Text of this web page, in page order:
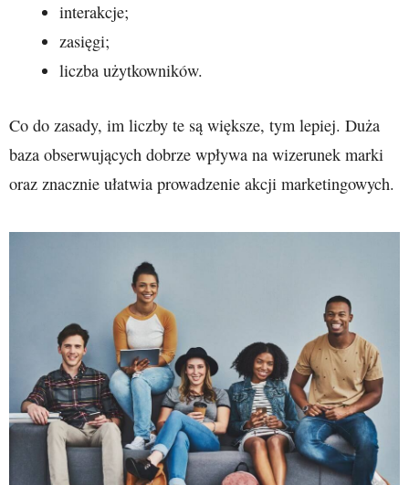
interakcje;
zasięgi;
liczba użytkowników.
Co do zasady, im liczby te są większe, tym lepiej. Duża
baza obserwujących dobrze wpływa na wizerunek marki
oraz znacznie ułatwia prowadzenie akcji marketingowych.